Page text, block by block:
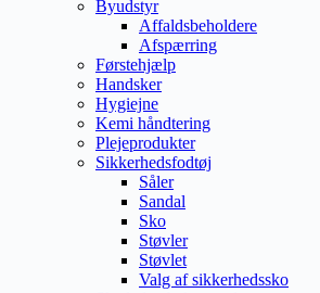
Byudstyr
Affaldsbeholdere
Afspærring
Førstehjælp
Handsker
Hygiejne
Kemi håndtering
Plejeprodukter
Sikkerhedsfodtøj
Såler
Sandal
Sko
Støvler
Støvlet
Valg af sikkerhedssko